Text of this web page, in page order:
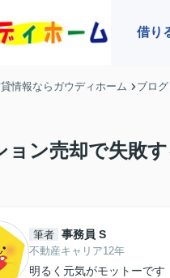
借り
情報ならガウディホーム ブログ
ョン売却で失敗
筆者 事務員 S
不動産キャリア12年
明るく元気がモットーです